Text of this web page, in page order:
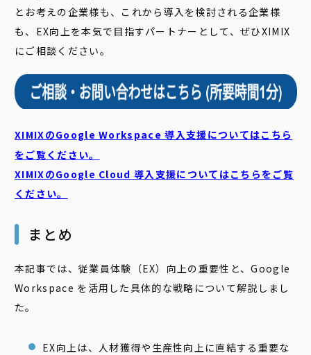
とお考えの企業様も、これから導入を検討される企業様
も、EX向上を本気で目指すパートナーとして、ぜひXIMIX
にご相談ください。
XIMIXのGoogle Workspace 導入支援についてはこちら
をご覧ください。
XIMIXのGoogle Cloud 導入支援についてはこちらをご覧
ください。
まとめ
本記事では、従業員体験（EX）向上の重要性と、Google
Workspace を活用した具体的な戦略について解説しまし
た。
EX向上は、人材獲得や生産性向上に直結する重要な